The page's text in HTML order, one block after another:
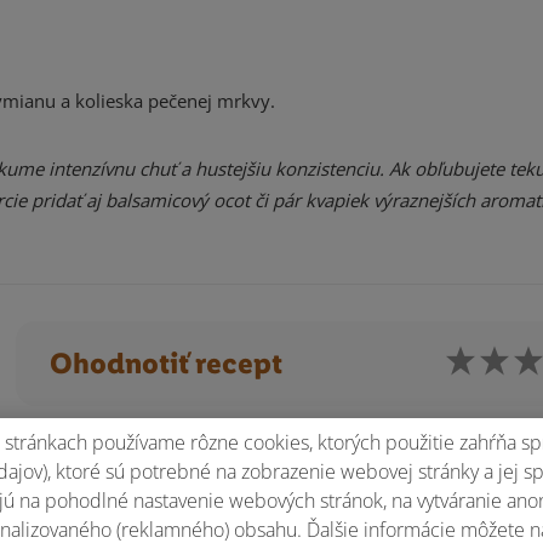
a kolieska pečenej mrkvy.
intenzívnu chuť a hustejšiu konzistenciu. Ak obľubujete
pridať aj balsamicový ocot či pár kvapiek výraznejších
Ohodnotiť recept
používame rôzne cookies, ktorých použitie zahŕňa
ktoré sú potrebné na zobrazenie webovej stránky a jej
na pohodlné nastavenie webových stránok, na vytváranie
(reklamného) obsahu. Ďalšie informácie môžete